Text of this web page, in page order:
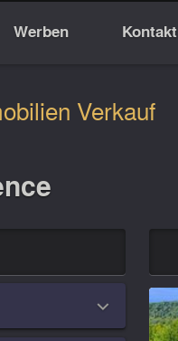
Werben Kontakt
Verkauf
